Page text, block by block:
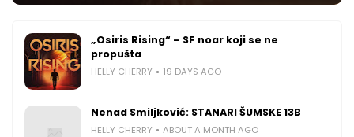
„Osiris Rising“ – SF noar koji se ne
propušta
HELLY CHERRY 19 DAYS AGO
Nenad Smiljković: STANARI ŠUMSKE 13B
HELLY CHERRY ABOUT A MONTH AGO